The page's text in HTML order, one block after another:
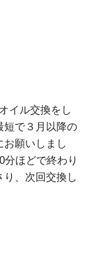
イル交換をし
短で３月以降の
願いしまし
分ほどで終わり
り、次回交換し